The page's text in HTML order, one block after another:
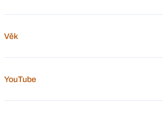
Věk
YouTube